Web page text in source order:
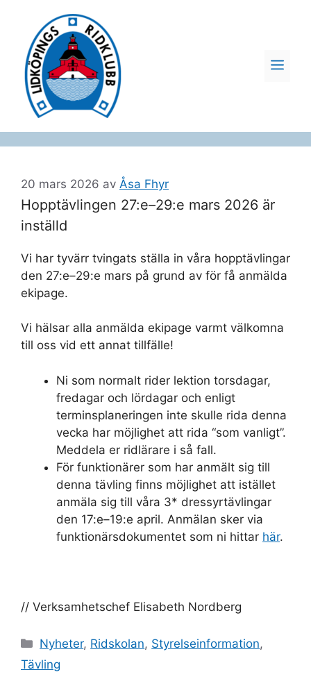
innehåll
20 mars 2026 av Åsa Fhyr
Hopptävlingen 27:e–29:e mars 2026 är
inställd
Vi har tyvärr tvingats ställa in våra hopptävlingar
den 27:e–29:e mars på grund av för få anmälda
ekipage.
Vi hälsar alla anmälda ekipage varmt välkomna
till oss vid ett annat tillfälle!
Ni som normalt rider lektion torsdagar,
fredagar och lördagar och enligt
terminsplaneringen inte skulle rida denna
vecka har möjlighet att rida “som vanligt”.
Meddela er ridlärare i så fall.
För funktionärer som har anmält sig till
denna tävling finns möjlighet att istället
anmäla sig till våra 3* dressyrtävlingar
den 17:e–19:e april. Anmälan sker via
funktionärsdokumentet som ni hittar här.
// Verksamhetschef Elisabeth Nordberg
Kategorier
Nyheter, Ridskolan, Styrelseinformation,
Tävling